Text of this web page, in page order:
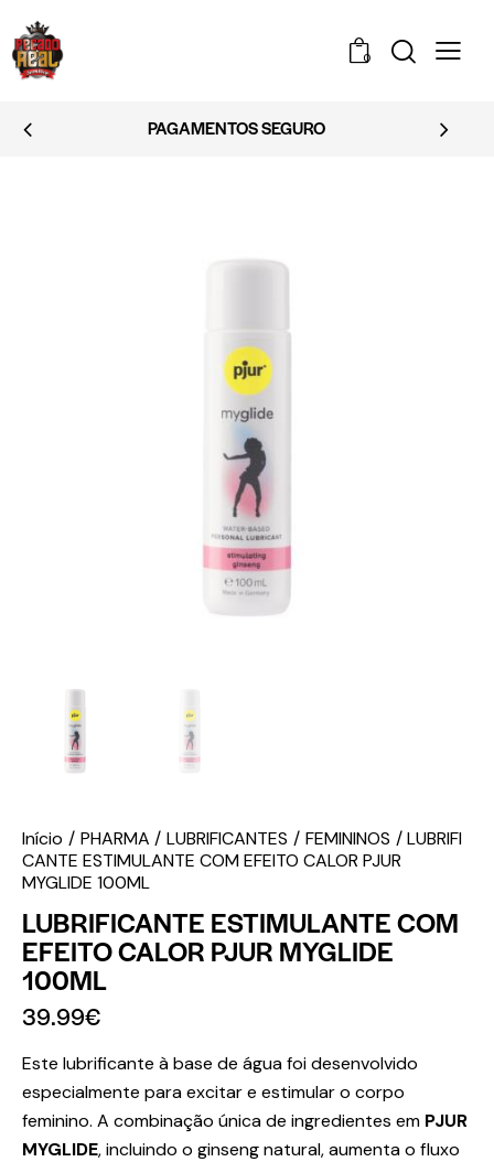
0
PAGAMENTOS SEGURO
Início PHARMA LUBRIFICANTES FEMININOS
LUBRIFI
CANTE ESTIMULANTE COM EFEITO CALOR PJUR
MYGLIDE 100ML
LUBRIFICANTE ESTIMULANTE COM
EFEITO CALOR PJUR MYGLIDE
100ML
39.99€
Este lubrificante à base de água foi desenvolvido
especialmente para excitar e estimular o corpo
feminino. A combinação única de ingredientes em PJUR
MYGLIDE, incluindo o ginseng natural, aumenta o fluxo